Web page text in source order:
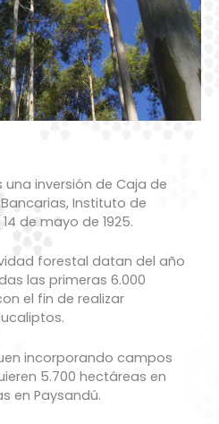
inversión de Caja de
Instituto de
de mayo de 1925.
forestal datan del año
las primeras 6.000
el fin de realizar
incorporando campos
5.700 hectáreas en
en Paysandú.